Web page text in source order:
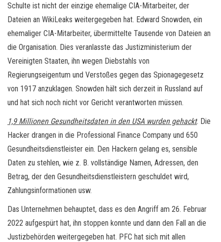
Schulte ist nicht der einzige ehemalige CIA-Mitarbeiter, der
Dateien an WikiLeaks weitergegeben hat. Edward Snowden, ein
ehemaliger CIA-Mitarbeiter, übermittelte Tausende von Dateien an
die Organisation. Dies veranlasste das Justizministerium der
Vereinigten Staaten, ihn wegen Diebstahls von
Regierungseigentum und Verstoßes gegen das Spionagegesetz
von 1917 anzuklagen. Snowden hält sich derzeit in Russland auf
und hat sich noch nicht vor Gericht verantworten müssen.
1,9 Millionen Gesundheitsdaten in den USA wurden gehackt. Die
Hacker drangen in die Professional Finance Company und 650
Gesundheitsdienstleister ein. Den Hackern gelang es, sensible
Daten zu stehlen, wie z. B. vollständige Namen, Adressen, den
Betrag, der den Gesundheitsdienstleistern geschuldet wird,
Zahlungsinformationen usw.
Das Unternehmen behauptet, dass es den Angriff am 26. Februar
2022 aufgespürt hat, ihn stoppen konnte und dann den Fall an die
Justizbehörden weitergegeben hat. PFC hat sich mit allen